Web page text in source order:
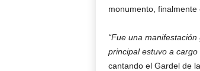
monumento,
“Fue una
principal estuvo a cargo
cantando el Gardel de